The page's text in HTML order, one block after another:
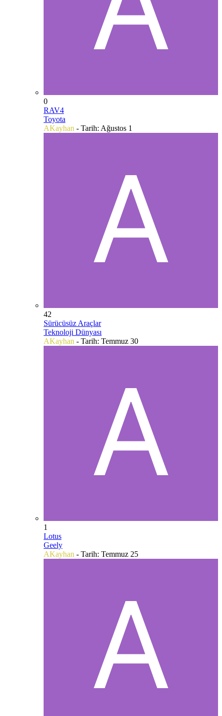
0
RAV4
Toyota
AKayhan - Tarih: Ağustos 1
42
Sürücüsüz Araçlar
Teknoloji Dünyası
AKayhan - Tarih: Temmuz 30
1
Lotus
Geely
AKayhan - Tarih: Temmuz 25